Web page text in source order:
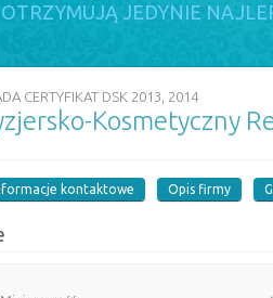
OTRZYMUJĄ JEDYNIE
CERTYFIKAT DSK 2013, 2014
Kosmetyczny
kontaktowe Opis firmy